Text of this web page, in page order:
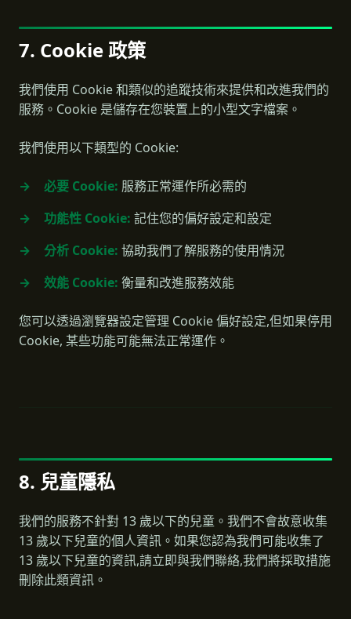
7. Cookie 政策
我們使用 Cookie 和類似的追蹤技術來提供和改進我們的
服務。Cookie 是儲存在您裝置上的小型文字檔案。
我們使用以下類型的 Cookie:
必要 Cookie: 服務正常運作所必需的
功能性 Cookie: 記住您的偏好設定和設定
分析 Cookie: 協助我們了解服務的使用情況
效能 Cookie: 衡量和改進服務效能
您可以透過瀏覽器設定管理 Cookie 偏好設定,但如果停用
Cookie, 某些功能可能無法正常運作。
8. 兒童隱私
我們的服務不針對 13 歲以下的兒童。我們不會故意收集
13 歲以下兒童的個人資訊。如果您認為我們可能收集了
13 歲以下兒童的資訊,請立即與我們聯絡,我們將採取措施
刪除此類資訊。